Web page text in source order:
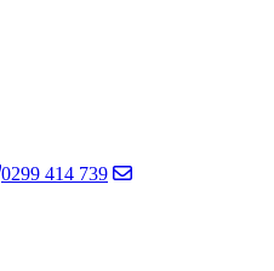
0299 414 739